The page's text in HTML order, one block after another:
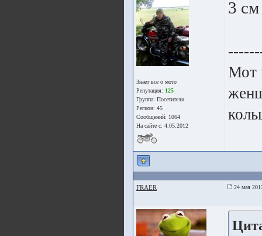
Знает все о мото
Репутация: 125
Группа: Посетители
Регион: 45
Сообщений: 1064
На сайте с: 4.05.2012
3
Мот
FRAER 24 мая